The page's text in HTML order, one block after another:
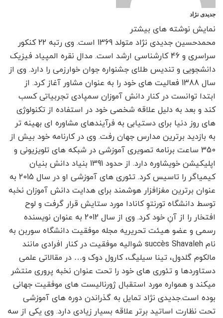
جدیدی نژاد
نمایش نوشته های بیشتر
محمدحسین جدیدی نژاد متولد 1369 است. وی رتبه 22 کنکور
سراسری و 46 کارشناسی ارشد است. مدال نقره المپیاد فیزیک
دانشجویی و تندیس طلای جشنواره جوان خوارزمی را دارد. وی از
سال 1388 فعالیت های خود را به عنوان مشاور آغاز کرد. از
ابتدا توانست در کنار دانش آموزان سمپادی تجربیاتی کسب
کند و بعد به دلیل علاقه شخصی خود در استفاده از تکنولوژی
های روز دنیا برای دستیابی به فرآیندهای مشاوره ای بهینه تر
به بازدید برترین مدارس جهان رفت. وی در کارنامه خود بیش از
350 ساعت برنامه تصویری آموزشی در شبکه های تلویزیونی و
اپلیکیشن خویشاوره دارد. از حدود 1391 بنیاد دانش بنیان
کیمیاگر را تاسیس کرد. تئوری های آموزشی او در سال 2015 به
عنوان برترین مغزافزار هوشمند برای هدایت دانش آموزان نخبه
توسط دانشگاه تورنتوِ کانادا مورد ستایش قرار گرفت و لوح
افتخار را از آنِ خود کرد. وی از سال 2012 به عنوان نویسنده
رسمی و عضو هیئت تحریریه مجله موفقیت دانشگاه سوربن به
نام succès Shavaleh شوالیه موفقیت در کنار افرادی مانند
مالکوم گلدول، تینا سیلیگ، کارول دوک و… در مقالاتی علمی
دستاوردها و تئوری های خود را تحت عنوان نخبه پروری منتشر
میکند و همواره مورد استقبال ژورنالیست های موفقیت جهانی
بوده است.جدیدی نژاد تمایل به گذراندن دوره های آموزشی
تحت نظارت اساتید برتر علاقه بسیار زیادی دارد. وی یکی از سه